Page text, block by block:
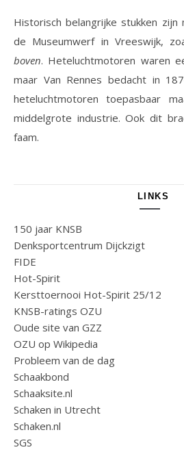
Historisch belangrijke stukken
de Museumwerf in Vreeswijk,
boven. Heteluchtmotoren waren
maar Van Rennes bedacht in
heteluchtmotoren toepasbaar
middelgrote industrie. Ook dit
faam.
LINKS
150 jaar KNSB
Denksportcentrum Dijckzigt
FIDE
Hot-Spirit
Kersttoernooi Hot-Spirit 25/12
KNSB-ratings OZU
Oude site van GZZ
OZU op Wikipedia
Probleem van de dag
Schaakbond
Schaaksite.nl
Schaken in Utrecht
Schaken.nl
SGS